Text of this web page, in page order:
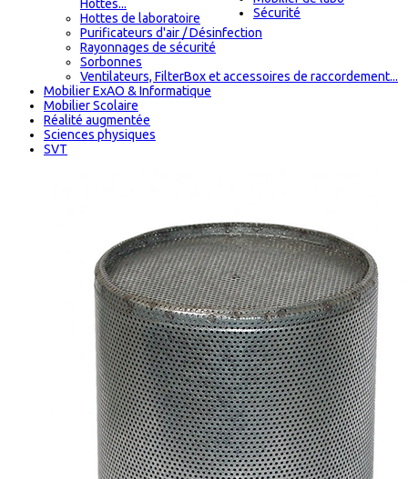
Sécurité
Hottes...
Hottes de laboratoire
Purificateurs d'air / Désinfection
Rayonnages de sécurité
Sorbonnes
Ventilateurs, FilterBox et accessoires de raccordement...
Mobilier ExAO & Informatique
Mobilier Scolaire
Réalité augmentée
Sciences physiques
SVT